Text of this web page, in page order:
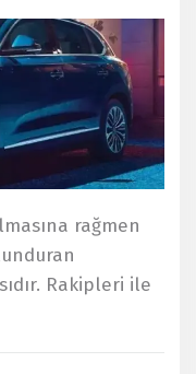
rağmen
Rakipleri ile